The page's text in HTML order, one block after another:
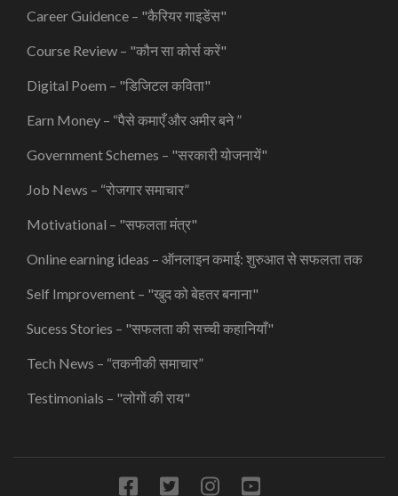
Career Guidence – "कैरियर गाइडेंस"
Course Review – "कौन सा कोर्स करें"
Digital Poem – "डिजिटल कविता"
Earn Money – “पैसे कमाएँ और अमीर बने ”
Government Schemes – "सरकारी योजनायें"
Job News – “रोजगार समाचार”
Motivational – "सफलता मंत्र"
Online earning ideas – ऑनलाइन कमाई: शुरुआत से सफलता तक
Self Improvement – "खुद को बेहतर बनाना"
Sucess Stories – "सफलता की सच्ची कहानियाँ"
Tech News – “तकनीकी समाचार”
Testimonials – "लोगों की राय"